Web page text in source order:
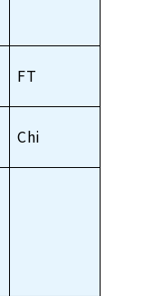
FT
Chi